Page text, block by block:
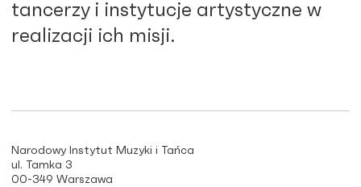
tancerzy i instytucje artystyczne w
realizacji ich misji.
Narodowy Instytut Muzyki i Tańca
ul. Tamka 3
00-349 Warszawa